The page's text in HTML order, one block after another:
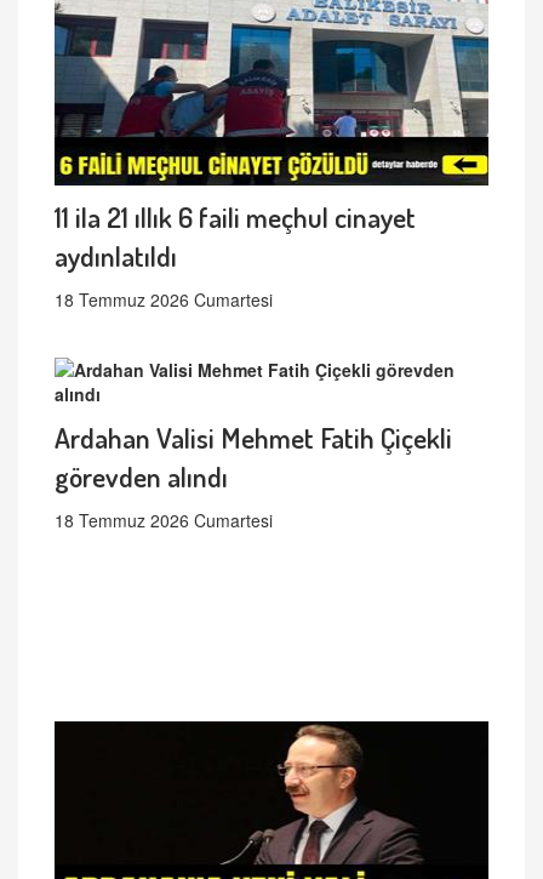
11 ila 21 ıllık 6 faili meçhul cinayet
aydınlatıldı
18 Temmuz 2026 Cumartesi
Ardahan Valisi Mehmet Fatih Çiçekli
görevden alındı
18 Temmuz 2026 Cumartesi